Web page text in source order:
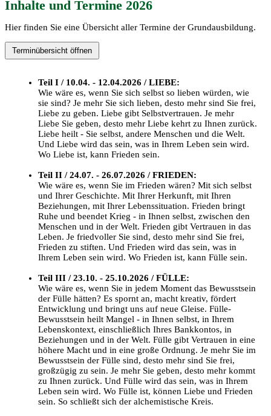
Inhalte und Termine 2026
Hier finden Sie eine Übersicht aller Termine der Grundausbildung.
Terminübersicht öffnen
Teil I / 10.04. - 12.04.2026 / LIEBE:
Wie wäre es, wenn Sie sich selbst so lieben würden, wie
sie sind? Je mehr Sie sich lieben, desto mehr sind Sie frei,
Liebe zu geben. Liebe gibt Selbstvertrauen. Je mehr
Liebe Sie geben, desto mehr Liebe kehrt zu Ihnen zurück.
Liebe heilt - Sie selbst, andere Menschen und die Welt.
Und Liebe wird das sein, was in Ihrem Leben sein wird.
Wo Liebe ist, kann Frieden sein.
Teil II / 24.07. - 26.07.2026 / FRIEDEN:
Wie wäre es, wenn Sie im Frieden wären? Mit sich selbst
und Ihrer Geschichte. Mit Ihrer Herkunft, mit Ihren
Beziehungen, mit Ihrer Lebenssituation. Frieden bringt
Ruhe und beendet Krieg - in Ihnen selbst, zwischen den
Menschen und in der Welt. Frieden gibt Vertrauen in das
Leben. Je friedvoller Sie sind, desto mehr sind Sie frei,
Frieden zu stiften. Und Frieden wird das sein, was in
Ihrem Leben sein wird. Wo Frieden ist, kann Fülle sein.
Teil III / 23.10. - 25.10.2026 / FÜLLE:
Wie wäre es, wenn Sie in jedem Moment das Bewusstsein
der Fülle hätten? Es spornt an, macht kreativ, fördert
Entwicklung und bringt uns auf neue Gleise. Fülle-
Bewusstsein heilt Mangel - in Ihnen selbst, in Ihrem
Lebenskontext, einschließlich Ihres Bankkontos, in
Beziehungen und in der Welt. Fülle gibt Vertrauen in eine
höhere Macht und in eine große Ordnung. Je mehr Sie im
Bewusstsein der Fülle sind, desto mehr sind Sie frei,
großzügig zu sein. Je mehr Sie geben, desto mehr kommt
zu Ihnen zurück. Und Fülle wird das sein, was in Ihrem
Leben sein wird. Wo Fülle ist, können Liebe und Frieden
sein. So schließt sich der alchemistische Kreis.